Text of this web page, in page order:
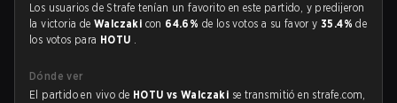
Los usuarios de Strafe tenían un favorito en este partido, y predijeron
la victoria deWalczaki con 64.6% de los votos a su favor y35.4%de
los votos para HOTU .
Dónde ver
El partido en vivo de HOTU vs Walczaki se transmitió en strafe.com,